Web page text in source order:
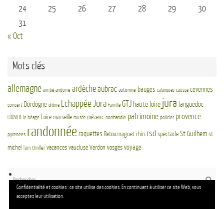
24
25 26 27 28 29
30
31
« Oct
Mots clés
allemagne amitié andorre ardècheaubrac automne bauges calanques causse cevennes
concert Dordogne drôme Echappée Jura Famille GTJhaute loire jura languedoc
LDDVEB le béage Loire marseille musée mézenc normandie patrimoine policier provence
pyrenees randonnée raquettes Retournaguet rhin rsd spectacle St Guilhem st
michel
Tarn thriller vacances vaucluse Verdon vosges voyage
Confidentialité et cookies : ce site utilise des cookies. En continuant à utiliser ce site Web, vous
acceptez leur utilisation.